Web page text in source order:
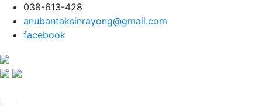
038-613-428
anubantaksinrayong@gmail.com
facebook